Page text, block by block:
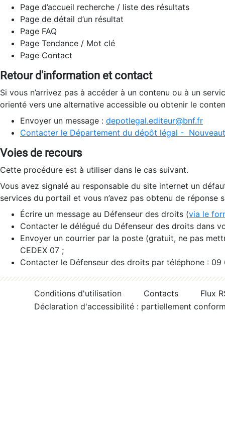
Page d’accueil recherche / liste des résultats
Page de détail d’un résultat
Page FAQ
Page Tendance / Mot clé
Page Contact
Retour d'information et contact
Si vous n’arrivez pas à accéder à un contenu ou à un
orienté vers une alternative accessible ou obtenir le
Envoyer un message : depotlegal.editeur@bnf.fr
Contacter le Département du dépôt légal -
Voies de recours
Cette procédure est à utiliser dans le cas suivant.
Vous avez signalé au responsable du site internet un
services du portail et vous n’avez pas obtenu de réponse
Écrire un message au Défenseur des droits (via le
Contacter le délégué du Défenseur des droits dans
Envoyer un courrier par la poste (gratuit, ne pas
CEDEX 07 ;
Contacter le Défenseur des droits par téléphone :
Conditions d'utilisation Contacts
Flux
Déclaration d'accessibilité : partiellement